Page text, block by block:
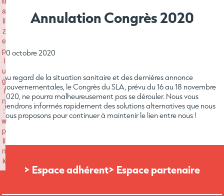
Annulation Congrès 2020
30 octobre 2020
Au regard de la situation sanitaire et des dernières annonce
gouvernementales, le Congrès du SLA, prévu du 16 au 18 novembre
2020, ne pourra malheureusement pas se dérouler. Nous vous
tiendrons informés rapidement des solutions alternatives que nous
vous proposons pour continuer à maintenir le lien entre nous !
> Espace adhérent> Espace partenaire
a
li
z
e
p
l
u
g
i
n
:
w
p
li
n
k
to initialize plugin: wplink